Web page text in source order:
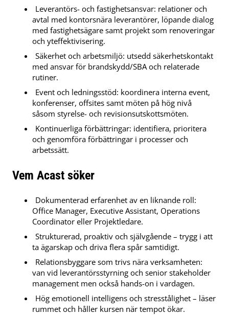
Leverantörs- och fastighetsansvar: relationer och
avtal med kontorsnära leverantörer, löpande dialog
med fastighetsägare samt projekt som renoveringar
och yteffektivisering.
Säkerhet och arbetsmiljö: utsedd säkerhetskontakt
med ansvar för brandskydd/SBA och relaterade
rutiner.
Event och ledningsstöd: koordinera interna event,
konferenser, offsites samt möten på hög nivå
såsom styrelse- och revisionsutskottsmöten.
Kontinuerliga förbättringar: identifiera, prioritera
och genomföra förbättringar i processer och
arbetssätt.
Vem Acast söker
Dokumenterad erfarenhet av en liknande roll:
Office Manager, Executive Assistant, Operations
Coordinator eller Projektledare.
Strukturerad, proaktiv och självgående – trygg i att
ta ägarskap och driva flera spår samtidigt.
Relationsbyggare som trivs nära verksamheten:
van vid leverantörsstyrning och senior stakeholder
management men också hands-on i vardagen.
Hög emotionell intelligens och stresstålighet – läser
rummet och håller kursen när tempot ökar.